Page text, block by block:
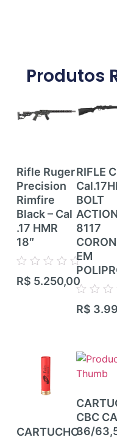
Produtos
Rifle Ruger
Precision
Rimfire
Black – Cal
.17 HMR
18″
Avaliação
0
R$ 5.250,00
RIFLE
BOLT
ACTION
8117
EM
Avaliação
0
R$
CARTUCHO
CBC
36/